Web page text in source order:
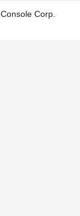
Console Corp.